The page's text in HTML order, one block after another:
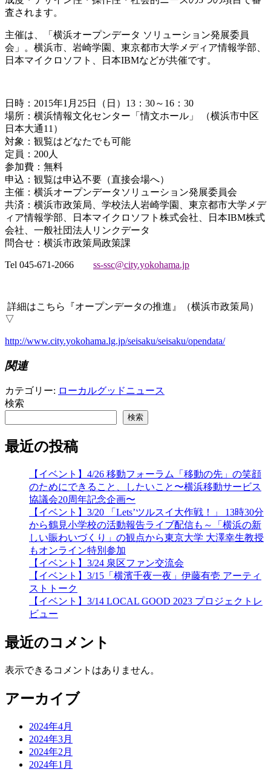
査されます。
主催は、「横浜オープンデータ ソリューション発展委員
会」。横浜市、岩崎学園、東京都市大学メディア情報学部、
日本マイクロソフト、日本IBMなどが共催です。
日時：2015年1月25日（日）13：30～16：30
場所：横浜情報文化センター「情文ホール」 （横浜市中区
日本大通11）
対象：観覧はどなたでも可能
定員：200人
参加費：無料
申込： 観覧は申込不要（直接会場へ）
主催：横浜オープンデータソリューション発展委員会
共済：横浜市政策局、学校法人岩崎学園、東京都市大学メデ
ィア情報学部、日本マイクロソフト株式会社、
日本IBM株式
会社、一般社団法人リンクデータ
問合せ：横浜市政策局政策課
Tel 045-671-2066 ss-ssc@city.yokohama.jp
詳細はこちら『オープンデータの推進』
（横浜市政策局）
▽
http://www.city.yokohama.lg.jp/seisaku/seisaku/opendata/
関連
カテゴリー: ローカルグッドニュース
検索
検索
最近の投稿
【イベント】4/26 移動フォーラム「移動の先」の笑顔
のためにできること、したいこと〜横浜移動サービス
協議会20周年記念企画〜
【イベント】3/20 「Lets’ツルスイ大作戦！」 13時30分
から鶴見小学校の活動報告ライブ配信も～「横浜の新
しい賑わいづくり」の観点から東京大学 大澤幸生教授
もオンライン特別参加
【イベント】3/24 泉区ファン交流会
【イベント】3/15「横濱千夜一夜」伊藤有壱 アーティ
ストトーク
【イベント】3/14 LOCAL GOOD 2023 プロジェクトレ
ビュー
最近のコメント
表示できるコメントはありません。
アーカイブ
2024年4月
2024年3月
2024年2月
2024年1月